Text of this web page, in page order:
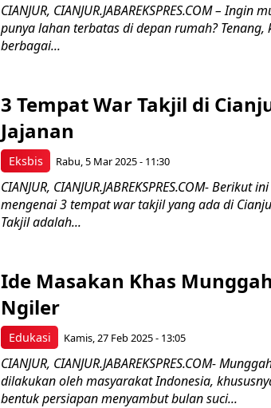
CIANJUR, CIANJUR.JABAREKSPRES.COM –
punya lahan terbatas di depan rumah?
berbagai...
Eksbis
3 Tempat War Takjil di
Jajanan
Rabu, 5 Mar 2025 - 11:30
CIANJUR, CIANJUR.JABREKSPRES.COM-
mengenai 3 tempat war takjil yang ada di
Takjil adalah...
Edukasi
Ide Masakan Khas
Ngiler
Kamis, 27 Feb 2025 - 13:05
CIANJUR, CIANJUR.JABAREKSPRES.COM-
dilakukan oleh masyarakat Indonesia,
bentuk persiapan menyambut bulan suci...